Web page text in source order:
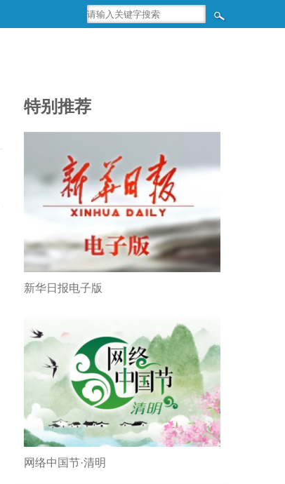
特别推荐
新华日报电子版
网络中国节·清明